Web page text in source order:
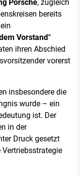
Porsche, zugleich
bereits
Vorstand“
ihren Abschied
vorerst
insbesondere die
wurde – ein
ist. Der
in der
Druck gesetzt